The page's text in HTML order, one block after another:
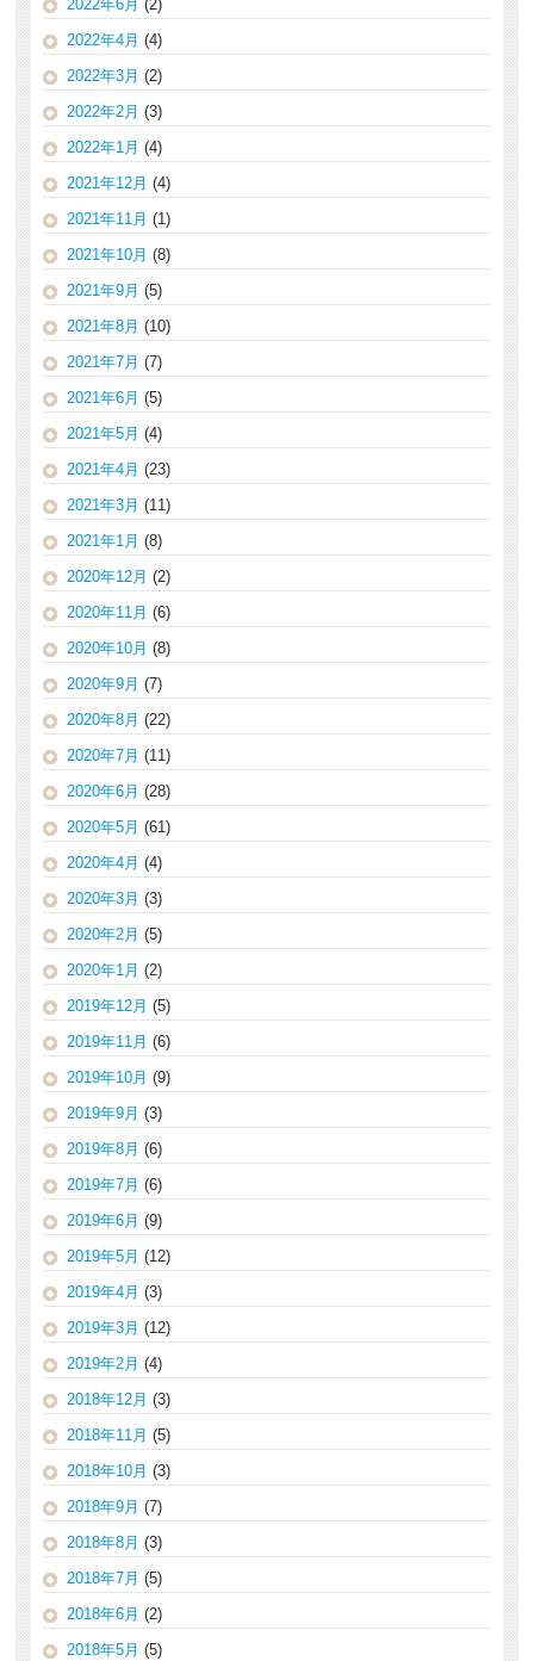
2022年6月 (2)
2022年4月 (4)
2022年3月 (2)
2022年2月 (3)
2022年1月 (4)
2021年12月 (4)
2021年11月 (1)
2021年10月 (8)
2021年9月 (5)
2021年8月 (10)
2021年7月 (7)
2021年6月 (5)
2021年5月 (4)
2021年4月 (23)
2021年3月 (11)
2021年1月 (8)
2020年12月 (2)
2020年11月 (6)
2020年10月 (8)
2020年9月 (7)
2020年8月 (22)
2020年7月 (11)
2020年6月 (28)
2020年5月 (61)
2020年4月 (4)
2020年3月 (3)
2020年2月 (5)
2020年1月 (2)
2019年12月 (5)
2019年11月 (6)
2019年10月 (9)
2019年9月 (3)
2019年8月 (6)
2019年7月 (6)
2019年6月 (9)
2019年5月 (12)
2019年4月 (3)
2019年3月 (12)
2019年2月 (4)
2018年12月 (3)
2018年11月 (5)
2018年10月 (3)
2018年9月 (7)
2018年8月 (3)
2018年7月 (5)
2018年6月 (2)
2018年5月 (5)